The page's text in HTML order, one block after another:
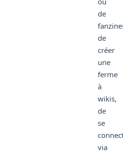
de
de
créer
une
ferme
à
wikis,
de
se
via